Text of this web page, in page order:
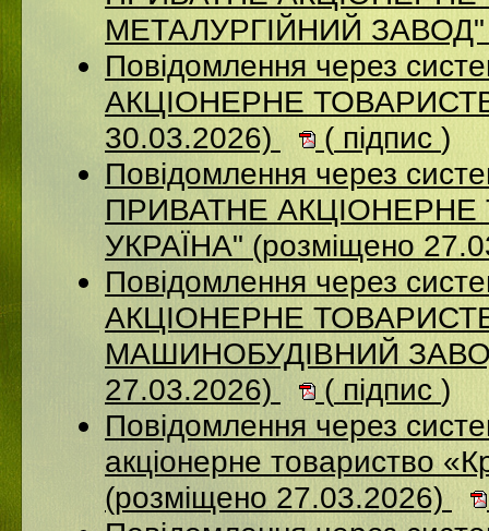
МЕТАЛУРГІЙНИЙ ЗАВОД"
Повідомлення через
АКЦІОНЕРНЕ
30.03.2026)
( підпис )
Повідомлення через
ПРИВАТНЕ
УКРАЇНА" (розміщено
Повідомлення через
АКЦІОНЕРНЕ
МАШИНОБУДІВНИЙ
27.03.2026)
( підпис )
Повідомлення через
акціонерне товариство
(розміщено 27.03.2026)